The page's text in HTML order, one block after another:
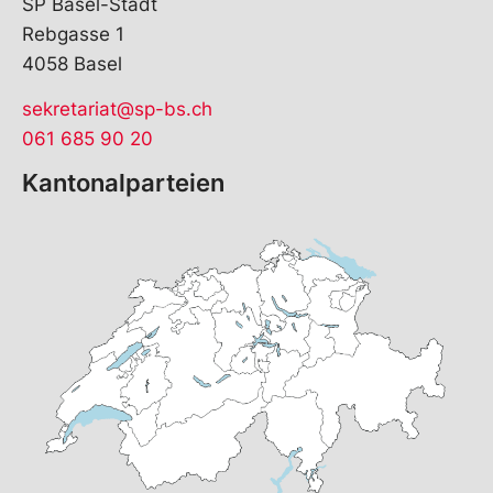
Rebgasse 1
4058 Basel
sekretariat@sp-bs.ch
061 685 90 20
Kantonalparteien